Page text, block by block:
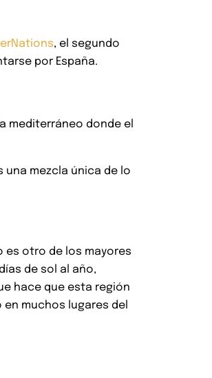
, el segundo
por España.
mediterráneo donde el
mezcla única de lo
es otro de los mayores
de sol al año,
hace que esta región
muchos lugares del